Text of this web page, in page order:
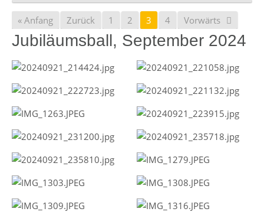
« Anfang Zurück 1 2 3 4 Vorwärts
Jubiläumsball, September 2024